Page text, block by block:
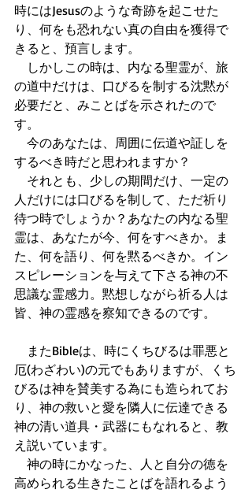
時にはJesusのような奇跡を起こせた
り、何をも恐れない真の自由を獲得で
きると、預言します。
しかしこの時は、内なる聖霊が、旅
の道中だけは、口びるを制する沈黙が
必要だと、みことばを示されたので
す。
今のあなたは、周囲に伝道や証しを
するべき時だと思われますか？
それとも、少しの期間だけ、一定の
人だけには口びるを制して、ただ祈り
待つ時でしょうか？あなたの内なる聖
霊は、あなたが今、何をすべきか。ま
た、何を語り、何を黙るべきか。イン
スピレーションを与えて下さる神の不
思議な霊感力。黙想しながら祈る人は
皆、神の霊感を察知できるのです。
またBibleは、時にくちびるは罪悪と
厄(わざわい)の元でもありますが、くち
びるは神を賛美する為にも造られてお
り、神の救いと愛を隣人に伝達できる
神の清い道具・武器にもなれると、教
え説いています。
神の時にかなった、人と自分の徳を
高められる生きたことばを語れるよう